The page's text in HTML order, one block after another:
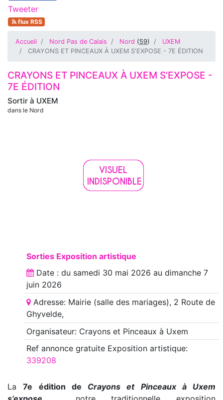
Tweeter
flux RSS
Accueil Nord Pas de Calais Nord (59)
UXEM
CRAYONS ET PINCEAUX À UXEM S'EXPOSE - 7E ÉDITION
Sortir à UXEM
dans le Nord
CRAYONS ET PINCEAUX À UXEM S'EXPOSE -
7E ÉDITION
Sorties Exposition artistique
Date : du samedi 30 mai 2026 au dimanche 7
juin 2026
Adresse: Mairie (salle des mariages), 2 Route de
Ghyvelde,
Organisateur: Crayons et Pinceaux à Uxem
Ref annoncegratuite Exposition artistique:
339208
La7e édition de Crayons et Pinceaux à Uxem